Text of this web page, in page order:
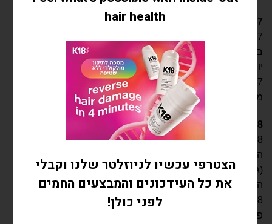
7
מדיניות החלפת מוצרים
יום מיום מסירת המוצר ללקוח.
7 ב. עלות משלוח להחלפת מוצר פגום תחול על האתר. עלות
משלוח מוצר תקין להחלפה תחול על הלקוח.
8 ביטול הזמנה וביטול עסקה.
8 א. בהתאם לחוק הגנת הצרכן התשמ”א-1981 (להלן: “חוק
הגנת הצרכן”) רשאי צרכן לבטל קנייתו של מוצר בהודעה בכתב
(גם בפקסימיליה או בדואר אלקטרוני) עד שבועיים ממועד קבלת
המוצר בפועל.
8 ב. זכות הביטול אינה עומדת במקרים הבאים: לגבי “טובין
פסידים” כמשמעם בחוק הגנת הצרכן, לגבי טובין שיוצרו במיוחד